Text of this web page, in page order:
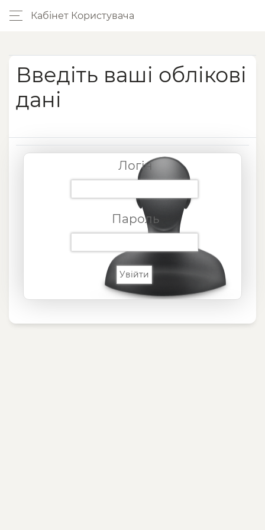
Кабінет Користувача
Введіть ваші облікові
дані
Логін
Пароль